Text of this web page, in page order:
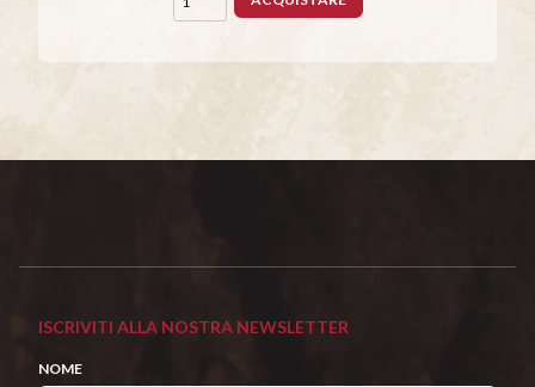
ISCRIVITI ALLA NOSTRA NEWSLETTER
NOME